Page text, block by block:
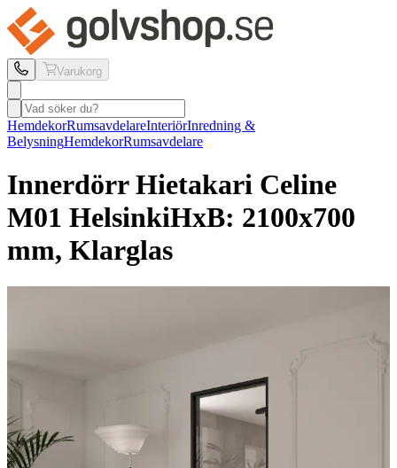
Varukorg
HemdekorRumsavdelareInteriörInredning &
BelysningHemdekorRumsavdelare
Innerdörr Hietakari Celine
M01 HelsinkiHxB: 2100x700
mm, Klarglas